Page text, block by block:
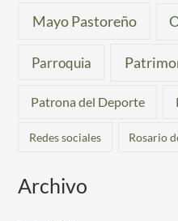
Mayo Pastoreño
Parroquia
Patrona del Deporte
Redes sociales Rosario
Archivo